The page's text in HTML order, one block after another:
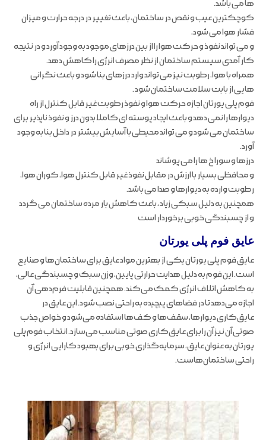
ها می باشد.
کوچکترین عیب و نقص در ساختمان، باعث تغییر در درجه حرارت و میزان
فشار هوا می شود،
و می تواند نفوذ و حرکت هوا را از بین درزهای موجود به وجود آورد و در نتیجه
کار آمدی سیستم ساختمان از نظر مصرف انرژی را کاهش دهد.
همراه با هوا، رطوبت نیز می تواند وارد درزهای بنا شود و باعث نگرانی
هایی از بابت سلامت ساختمان شود .
فوم پلی یورتان اجازه حرکت هوا و نفوذ رطوبت غیر قابل کنترل از راه
دیوارها را نمی دهد و باعث ایجاد پوسته ای کاملا بدون درز و نفوذ ناپذیر برای
ساختمان می شود و می تواند محیطی با آسایش بیشتر در داخل بنا به وجود
آورد.
درزها و سورا خ ها را می پوشاند
و محافظی بسیار با ارزش در مقابل نفوذ غیر قابل کنترل هوا، کوران هوا،
رطوبت وارده به دیوارها و صدا می باشد.
همچنین به دلیل سبکی زیاد ، باعث کاهش بار مرده ساختمان می گردد
و از چسبندگی خوبی برخوردار است
عایق فوم پلی یورتان
عایق فوم پلی یورتان یکی از بهترین مواد عایق برای ساختمان‌ها و صنایع
است. این فوم به دلیل هدایت حرارتی پایین، وزن سبک و چسبندگی عالی،
به کاهش اتلاف انرژی کمک می‌کند. همچنین قابلیت فرم‌دهی آن
اجازه می‌دهد تا در فضاهای پیچیده به راحتی نصب شود. این عایق در
عایق‌کاری دیوارها، سقف‌ها و کف‌ها استفاده می‌شود و خواص جذب
صوتی آن نیز آن را برای عایق‌کاری صوتی مناسب می‌سازد. انتخاب فوم پلی
یورتان به عنوان عایق، سرمایه‌گذاری خوبی برای بهبود کارایی انرژی و
راحتی ساختمان‌هاست.